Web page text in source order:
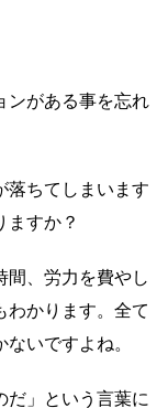
ンがある事を忘れ
落ちてしまいます
ますか？
間、労力を費やし
かります。 全て
いですよね。
だ」という言葉に